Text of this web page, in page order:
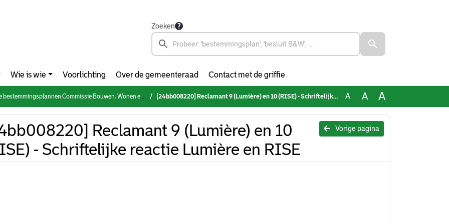
Zoeken
Wie is wie Voorlichting Over de gemeenteraad Contact met de griffie
Commissie Bouwen, Wonen en Buitenruimte (2022-2026) (dinsdag 10 december 2024) [24bb008220] Reclamant 9 (Lumière) en 10 (RISE) - Schriftelijke reactie Lumière en RISE A A A
Vorige pagina
Reclamant 9 (Lumière) en 10
- Schriftelijke reactie Lumière en RISE